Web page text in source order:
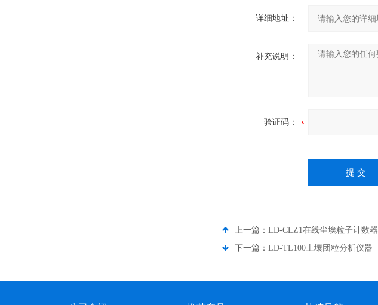
详细地址：
补充说明：
验证码：
上一篇： LD-CLZ1在线尘埃粒子计数器
下一篇： LD-TL100土壤团粒分析仪器